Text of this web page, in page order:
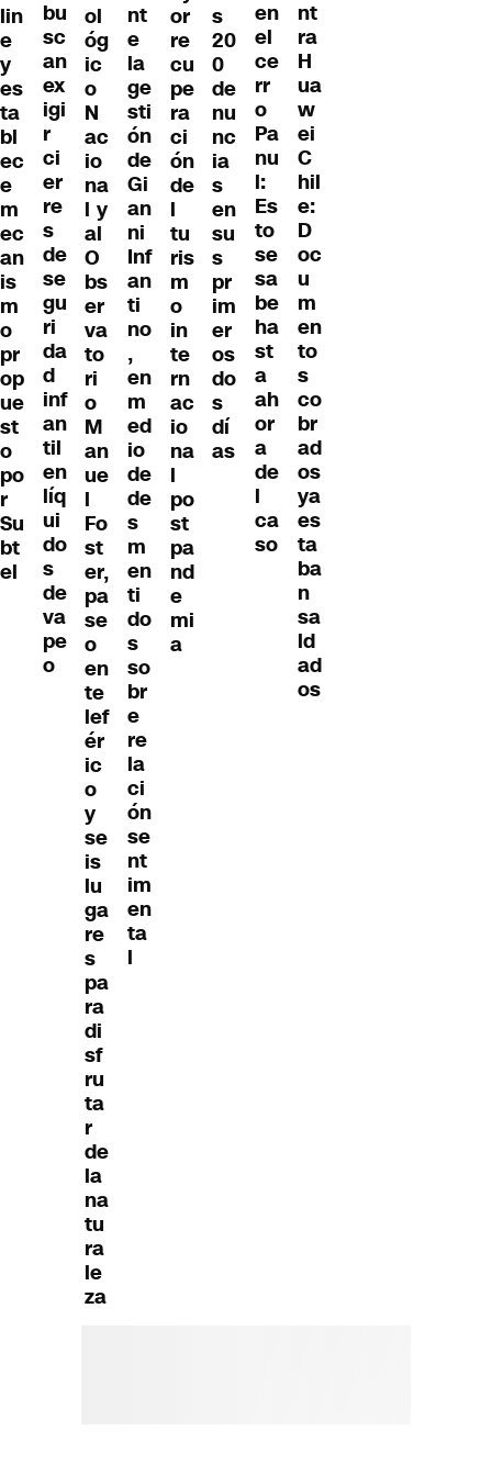
lin
e
y
es
ta
bl
ec
e
m
ec
an
is
m
o
pr
op
ue
st
o
po
r
Su
bt
el
bu
sc
an
ex
igi
r
ci
er
re
s
de
se
gu
ri
da
d
inf
an
til
en
líq
ui
do
s
de
va
pe
o
ol
óg
ic
o
N
ac
io
na
l y
al
O
bs
er
va
to
ri
o
M
an
ue
l
Fo
st
er,
pa
se
o
en
te
lef
ér
ic
o
y
se
is
lu
ga
re
s
pa
ra
di
sf
ru
ta
r
de
la
na
tu
ra
le
za
nt
e
la
ge
sti
ón
de
Gi
an
ni
Inf
an
ti
no
,
en
m
ed
io
de
de
s
m
en
ti
do
s
so
br
e
re
la
ci
ón
se
nt
im
en
ta
l
or
re
cu
pe
ra
ci
ón
de
l
tu
ris
m
o
in
te
rn
ac
io
na
l
po
st
pa
nd
e
mi
a
s
20
0
de
nu
nc
ia
s
en
su
s
pr
im
er
os
do
s
dí
as
en
el
ce
rr
o
Pa
nu
l:
Es
to
se
sa
be
ha
st
a
ah
or
a
de
l
ca
so
nt
ra
H
ua
w
ei
C
hil
e:
D
oc
u
m
en
to
s
co
br
ad
os
ya
es
ta
ba
n
sa
ld
ad
os